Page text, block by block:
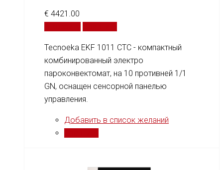
€ 4421.00
Tecnoeka EKF 1011 CTC - компактный
комбинированный электро
пароконвектомат, на 10 противней 1/1
GN, оснащен сенсорной панелью
управления.
Добавить в список желаний